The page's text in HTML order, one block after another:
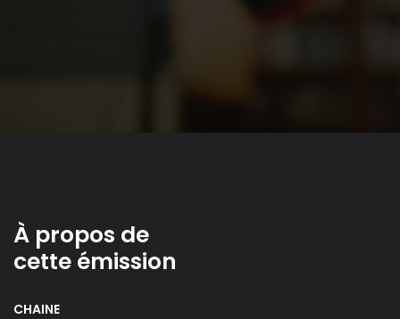
À propos de
cette émission
CHAINE